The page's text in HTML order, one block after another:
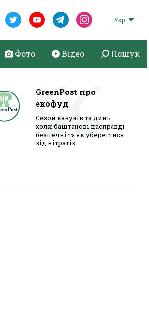
Укр
Фото Відео Пошук
GreenPost про
екофуд
Сезон кавунів та динь:
коли баштанові насправді
безпечні та як уберегтися
від нітратів